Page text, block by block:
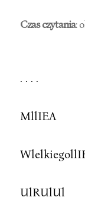
Czas czytania:
MllIEA
UlRUlUl